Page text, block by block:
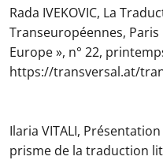
Rada IVEKOVIC, La
Transeuropéennes,
Europe », n° 22,
https://transversal.at/
Ilaria VITALI,
prisme de la traduction